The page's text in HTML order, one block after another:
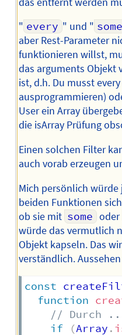
" every " und " some
aber Rest-Parameter
funktionieren willst,
das arguments Objekt
ist, d.h. Du musst
ausprogrammieren)
User ein Array
die isArray Prüfung
Einen solchen Filter
auch vorab erzeugen
Mich persönlich
beiden Funktionen
ob sie mit some oder
würde das vermutlich
Objekt kapseln. Das
verständlich.
const
function
// Durch
if
(Array .